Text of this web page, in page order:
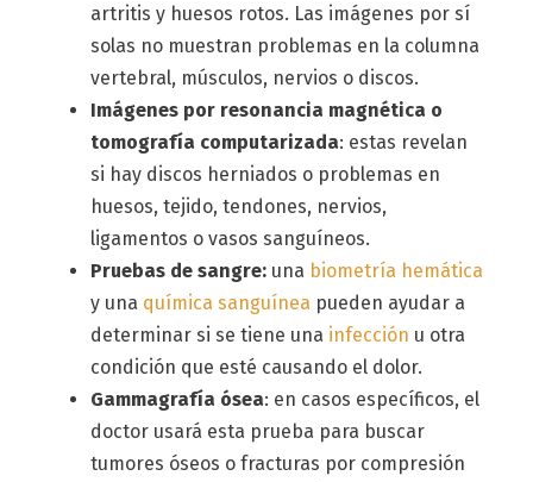
artritis y huesos rotos. Las imágenes por sí
solas no muestran problemas en la columna
vertebral, músculos, nervios o discos.
Imágenes por resonancia magnética o
tomografía computarizada: estas revelan
si hay discos herniados o problemas en
huesos, tejido, tendones, nervios,
ligamentos o vasos sanguíneos.
Pruebas de sangre:una biometría hemática
y una química sanguínea pueden ayudar a
determinar si se tiene una infección u otra
condición que esté causando el dolor.
Gammagrafía ósea: en casos específicos, el
doctor usará esta prueba para buscar
tumores óseos o fracturas por compresión